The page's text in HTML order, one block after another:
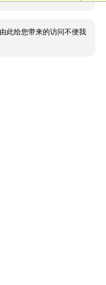
此给您带来的访问不便我